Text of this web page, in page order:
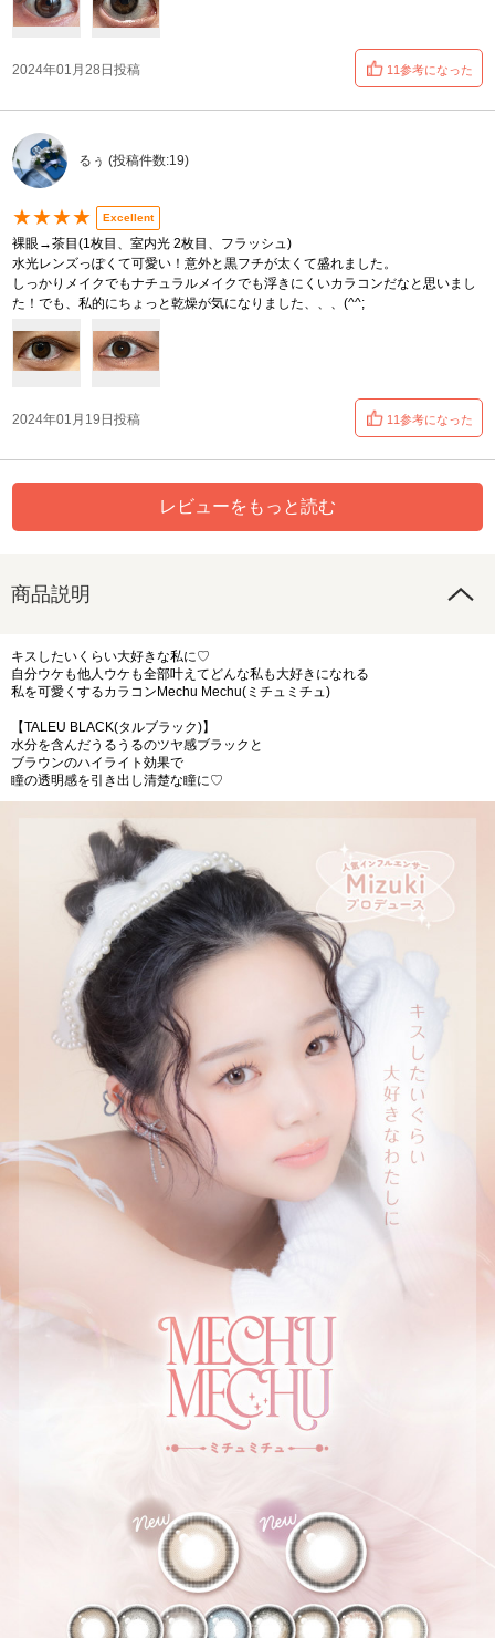
2024年01月28日投稿 11参考になった
るぅ (投稿件数:19)
★★★★ Excellent
裸眼→茶目(1枚目、室内光 2枚目、フラッシュ)
水光レンズっぽくて可愛い！意外と黒フチが太くて盛れました。
しっかりメイクでもナチュラルメイクでも浮きにくいカラコンだなと思いまし
た！でも、私的にちょっと乾燥が気になりました、、、(^^;
2024年01月19日投稿 11参考になった
レビューをもっと読む
商品説明
キスしたいくらい大好きな私に♡
自分ウケも他人ウケも全部叶えてどんな私も大好きになれる
私を可愛くするカラコンMechu Mechu(ミチュミチュ)
【TALEU BLACK(タルブラック)】
水分を含んだうるうるのツヤ感ブラックと
ブラウンのハイライト効果で
瞳の​透明感を引き出し清楚な瞳に♡